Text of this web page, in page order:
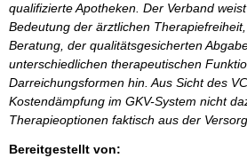
qualifizierte Apotheken. Der Verband
Bedeutung der ärztlichen
Beratung, der qualitätsgesicherten
unterschiedlichen therapeutischen
Darreichungsformen hin. Aus Sicht des
Kostendämpfung im GKV-System nicht
Therapieoptionen faktisch aus der
Bereitgestellt von: